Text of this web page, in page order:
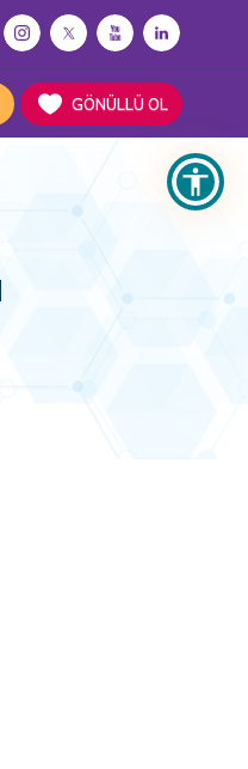
GÖNÜLLÜ OL